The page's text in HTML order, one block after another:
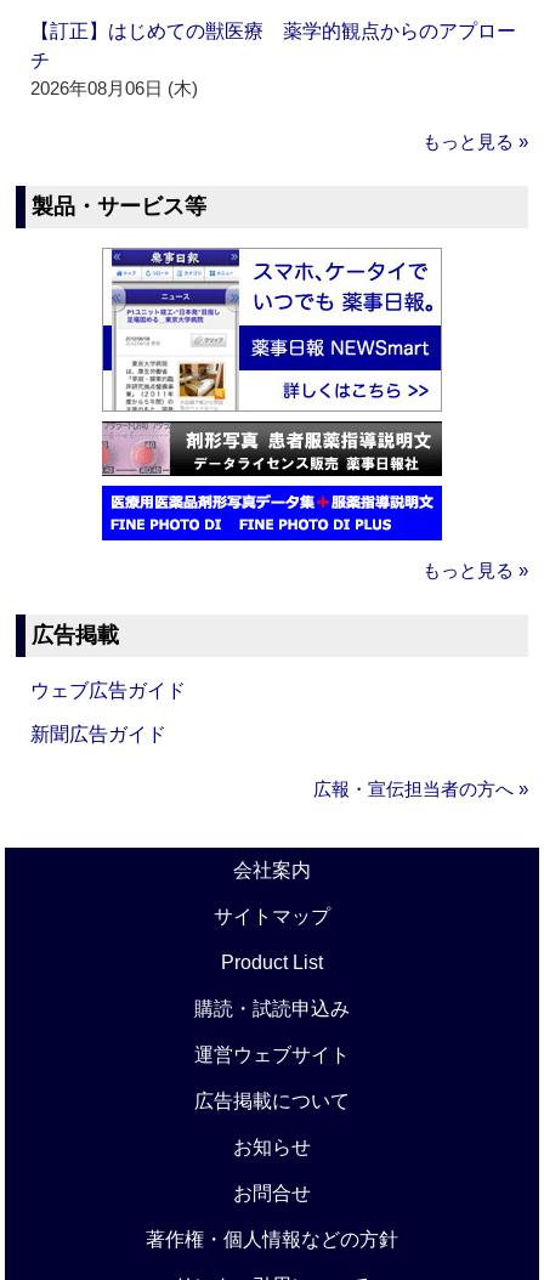
【訂正】はじめての獣医療 薬学的観点からのアプロー
チ
2026年08月06日 (木)
もっと見る »
製品・サービス等
もっと見る »
広告掲載
ウェブ広告ガイド
新聞広告ガイド
広報・宣伝担当者の方へ »
会社案内
サイトマップ
Product List
購読・試読申込み
運営ウェブサイト
広告掲載について
お知らせ
お問合せ
著作権・個人情報などの方針